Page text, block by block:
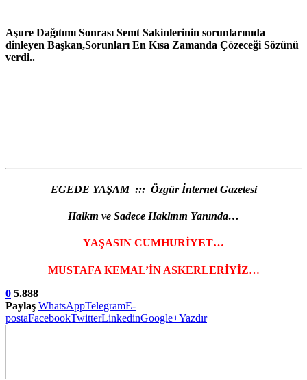
Aşure Dağıtımı Sonrası Semt Sakinlerinin sorunlarınıda
dinleyen Başkan,Sorunları En Kısa Zamanda Çözeceği Sözünü
verdi..
EGEDE YAŞAM ::: Özgür İnternet Gazetesi
Halkın ve Sadece Haklının Yanında…
YAŞASIN CUMHURİYET…
MUSTAFA KEMAL’İN ASKERLERİYİZ…
0 5.888
Paylaş WhatsAppTelegramE-
postaFacebookTwitterLinkedinGoogle+Yazdır